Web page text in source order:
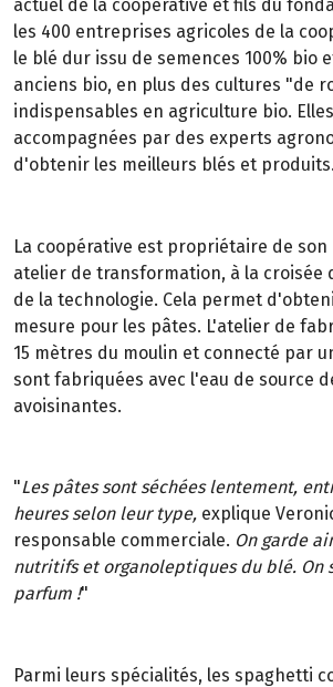
actuel de la coopérative et fils du
les 400 entreprises agricoles de la
le blé dur issu de semences 100% bio
anciens bio, en plus des cultures "de
indispensables en agriculture bio.
accompagnées par des experts
d'obtenir les meilleurs blés et produits.
La coopérative est propriétaire de son
atelier de transformation, à la croisée
de la technologie. Cela permet
mesure pour les pâtes. L'atelier de
15 mètres du moulin et connecté par
sont fabriquées avec l'eau de source
avoisinantes.
"Les pâtes sont séchées lentement,
heures selon leur type, explique
responsable commerciale. On garde
nutritifs et organoleptiques du blé. On
parfum !"
Parmi leurs spécialités, les spaghetti